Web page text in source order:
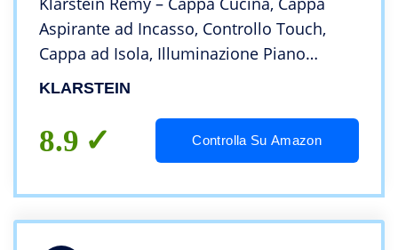
Aspirante ad Incasso, Controllo Touch,
Cappa ad Isola, Illuminazione Piano
Cottura, LED, Fino a 620 m³ / h,
KLARSTEIN
8.9 Controlla Su Amazon